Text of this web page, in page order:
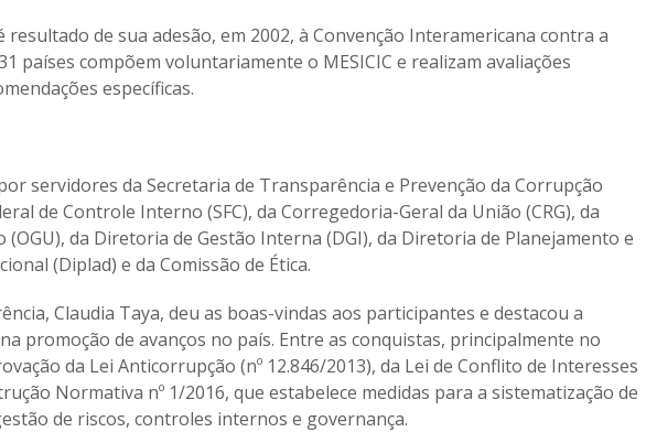
resultado de sua adesão, em 2002, à Convenção Interamericana contra a
países compõem voluntariamente o MESICIC e realizam avaliações
específicas.
servidores da Secretaria de Transparência e Prevenção da Corrupção
de Controle Interno (SFC), da Corregedoria-Geral da União (CRG), da
(OGU), da Diretoria de Gestão Interna (DGI), da Diretoria de Planejamento e
(Diplad) e da Comissão de Ética.
Claudia Taya, deu as boas-vindas aos participantes e destacou a
promoção de avanços no país. Entre as conquistas, principalmente no
da Lei Anticorrupção (nº 12.846/2013), da Lei de Conflito de Interesses
Normativa nº 1/2016, que estabelece medidas para a sistematização de
de riscos, controles internos e governança.